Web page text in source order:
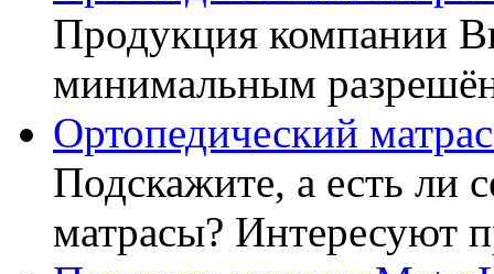
Продукция компании
минимальным
Ортопедический
Подскажите, а есть ли
матрасы? Интересуют